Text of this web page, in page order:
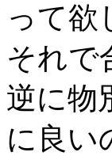
って欲
それで
逆に物
に良い